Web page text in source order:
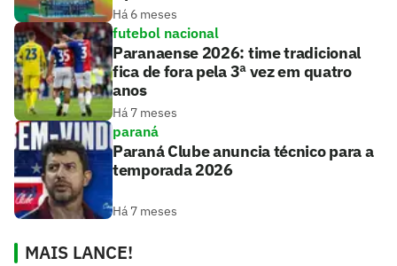
Há 6 meses
futebol nacional
Paranaense 2026: time tradicional
fica de fora pela 3ª vez em quatro
anos
Há 7 meses
paraná
Paraná Clube anuncia técnico para a
temporada 2026
Há 7 meses
MAIS LANCE!